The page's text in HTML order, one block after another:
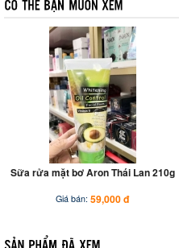
Sữa rửa mặt bơ Aron Thái Lan 210g
Giá bán: 59,000 đ